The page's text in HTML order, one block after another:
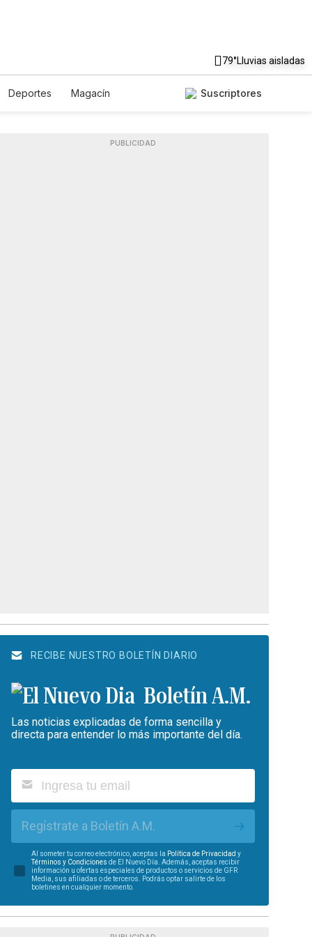
79°Lluvias aisladas
Deportes
Magacín
Suscriptores
PUBLICIDAD
RECIBE NUESTRO BOLETÍN DIARIO
Boletín A.M.
Las noticias explicadas de forma sencilla y
directa para entender lo más importante del día.
Regístrate a Boletín A.M.
Al someter tu correo electrónico, aceptas la Política de Privacidad y
Términos y Condiciones de El Nuevo Día. Además, aceptas recibir
información u ofertas especiales de productos o servicios de GFR
Media, sus afiliadas o de terceros. Podrás optar salirte de los
boletines en cualquier momento.